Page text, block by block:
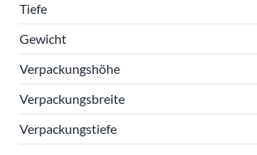
Tiefe
Gewicht
Verpackungshöhe
Verpackungsbreite
Verpackungstiefe